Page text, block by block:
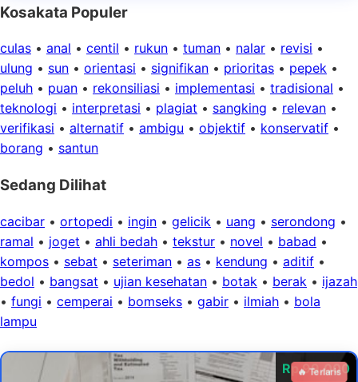
Kosakata Populer
culas • anal • centil • rukun • tuman • nalar • revisi •
ulung • sun • orientasi • signifikan • prioritas • pepek •
peluh • puan • rekonsiliasi • implementasi • tradisional •
teknologi • interpretasi • plagiat • sangking • relevan •
verifikasi • alternatif • ambigu • objektif • konservatif •
borang • santun
Sedang Dilihat
cacibar • ortopedi • ingin • gelicik • uang • serondong •
ramal • joget • ahli bedah • tekstur • novel • babad •
kompos • sebat • seteriman • as • kendung • aditif •
bedol • bangsat • ujian kesehatan • botak • berak • ijazah
• fungi • cemperai • bomseks • gabir • ilmiah • bola
lampu
Rp 99.000
🔥 Terlaris